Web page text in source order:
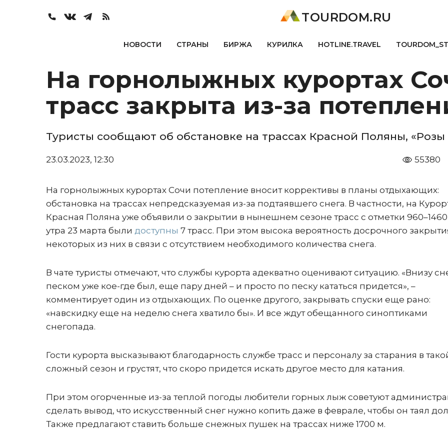
TOURDOM.RU
НОВОСТИ СТРАНЫ БИРЖА КУРИЛКА HOTLINE.TRAVEL
На горнолыжных курортах
трасс закрыта из-за
Туристы сообщают об обстановке на трассах Красной Поляны, «Розы
23.03.2023, 12:30 55380
На горнолыжных курортах Сочи потепление вносит коррективы в планы отдыхающих:
обстановка на трассах непредсказуемая из-за подтаявшего снега. В частности, на
Красная Поляна уже объявили о закрытии в нынешнем сезоне трасс с отметки 960–1460
утра 23 марта были доступны 7 трасс. При этом высока вероятность досрочного
некоторых из них в связи с отсутствием необходимого количества снега.
В чате туристы отмечают, что службы курорта адекватно оценивают ситуацию. «Внизу
песком уже кое-где был, еще пару дней – и просто по песку кататься придется», –
комментирует один из отдыхающих. По оценке другого, закрывать спуски еще рано:
«навскидку еще на неделю снега хватило бы». И все ждут обещанного синоптиками
снегопада.
Гости курорта высказывают благодарность службе трасс и персоналу за старания в
сложный сезон и грустят, что скоро придется искать другое место для катания.
При этом огорченные из-за теплой погоды любители горных лыж советуют
сделать вывод, что искусственный снег нужно копить даже в феврале, чтобы он таял
Также предлагают ставить больше снежных пушек на трассах ниже 1700 м.